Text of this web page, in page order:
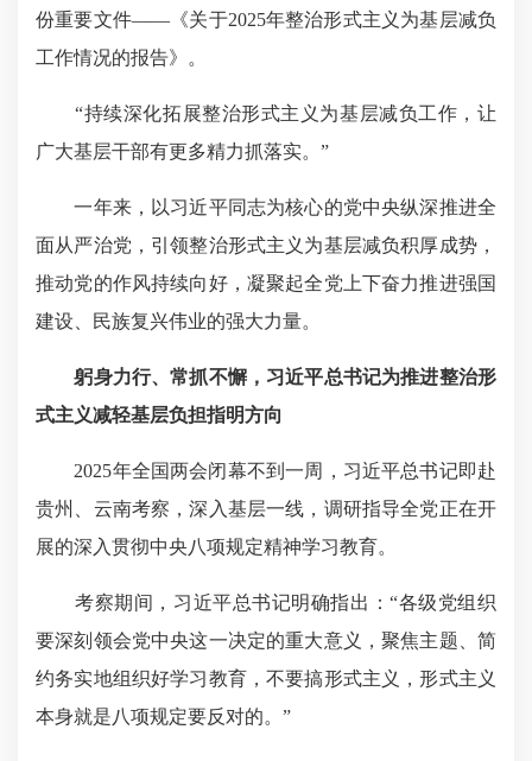
份重要文件——《关于2025年整治形式主义为基层减负
工作情况的报告》。
“持续深化拓展整治形式主义为基层减负工作，让
广大基层干部有更多精力抓落实。”
一年来，以习近平同志为核心的党中央纵深推进全
面从严治党，引领整治形式主义为基层减负积厚成势，
推动党的作风持续向好，凝聚起全党上下奋力推进强国
建设、民族复兴伟业的强大力量。
躬身力行、常抓不懈，习近平总书记为推进整治形
式主义减轻基层负担指明方向
2025年全国两会闭幕不到一周，习近平总书记即赴
贵州、云南考察，深入基层一线，调研指导全党正在开
展的深入贯彻中央八项规定精神学习教育。
考察期间，习近平总书记明确指出：“各级党组织
要深刻领会党中央这一决定的重大意义，聚焦主题、简
约务实地组织好学习教育，不要搞形式主义，形式主义
本身就是八项规定要反对的。”